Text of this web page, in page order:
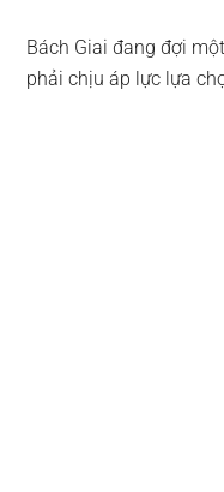
Bách Giai đang đợi
phải chịu áp lực lựa